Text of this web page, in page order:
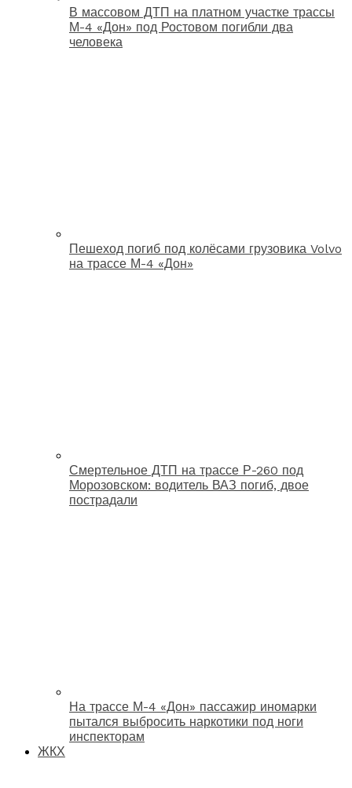
В массовом ДТП на платном участке трассы
М-4 «Дон» под Ростовом погибли два
человека
Пешеход погиб под колёсами грузовика Volvo
на трассе М-4 «Дон»
Смертельное ДТП на трассе Р-260 под
Морозовском: водитель ВАЗ погиб, двое
пострадали
На трассе М-4 «Дон» пассажир иномарки
пытался выбросить наркотики под ноги
инспекторам
ЖКХ